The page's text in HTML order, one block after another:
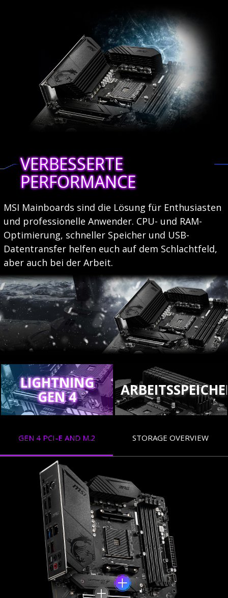
VERBESSERTE
PERFORMANCE
MSI Mainboards sind die Lösung für Enthusiasten
und professionelle Anwender. CPU- und RAM-
Optimierung, schneller Speicher und USB-
Datentransfer helfen euch auf dem Schlachtfeld,
aber auch bei der Arbeit.
LIGHTNING
GEN 4
GEN 4 PCI-E AND M.2 STORAGE OVERVIEW